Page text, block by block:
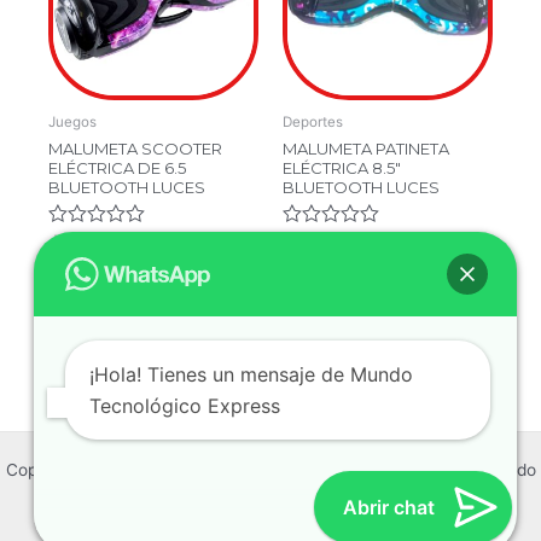
Juegos
MALUMETA SCOOTER
ELÉCTRICA DE 6.5
BLUETOOTH LUCES
Valorado
de
5
$
499,900.00
Añadir Al Carrito
Deportes
MALUMETA PATINETA
ELÉCTRICA 8.5″
BLUETOOTH LUCES
5
Añadir Al Carrito
Copyright © 2026 Mundo Tecnológico Express | Powered by Mundo
Tecnológico Express
¡Hola! Tienes un mensaje de Mundo
Tecnológico Express
Abrir chat